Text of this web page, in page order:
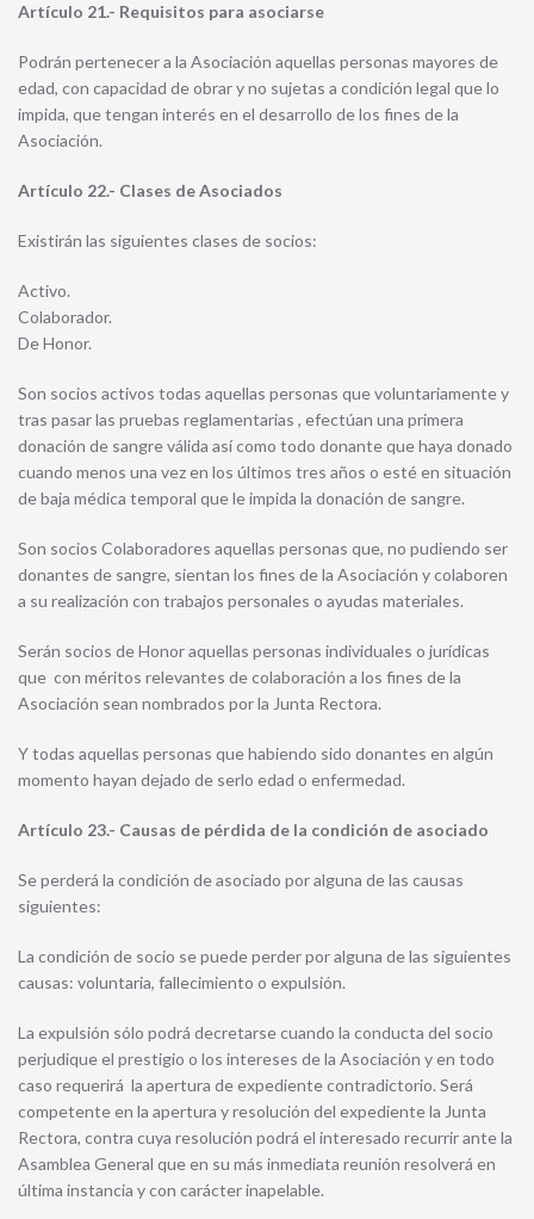
Artículo 21.- Requisitos para asociarse
Podrán pertenecer a la Asociación aquellas personas mayores de
edad, con capacidad de obrar y no sujetas a condición legal que lo
impida, que tengan interés en el desarrollo de los fines de la
Asociación.
Artículo 22.- Clases de Asociados
Existirán las siguientes clases de socios:
Activo.
Colaborador.
De Honor.
Son socios activos todas aquellas personas que voluntariamente y
tras pasar las pruebas reglamentarias , efectúan una primera
donación de sangre válida así como todo donante que haya donado
cuando menos una vez en los últimos tres años o esté en situación
de baja médica temporal que le impida la donación de sangre.
Son socios Colaboradores aquellas personas que, no pudiendo ser
donantes de sangre, sientan los fines de la Asociación y colaboren
a su realización con trabajos personales o ayudas materiales.
Serán socios de Honor aquellas personas individuales o jurídicas
que con méritos relevantes de colaboración a los fines de la
Asociación sean nombrados por la Junta Rectora.
Y todas aquellas personas que habiendo sido donantes en algún
momento hayan dejado de serlo edad o enfermedad.
Artículo 23.- Causas de pérdida de la condición de asociado
Se perderá la condición de asociado por alguna de las causas
siguientes:
La condición de socio se puede perder por alguna de las siguientes
causas: voluntaria, fallecimiento o expulsión.
La expulsión sólo podrá decretarse cuando la conducta del socio
perjudique el prestigio o los intereses de la Asociación y en todo
caso requerirá la apertura de expediente contradictorio. Será
competente en la apertura y resolución del expediente la Junta
Rectora, contra cuya resolución podrá el interesado recurrir ante la
Asamblea General que en su más inmediata reunión resolverá en
última instancia y con carácter inapelable.